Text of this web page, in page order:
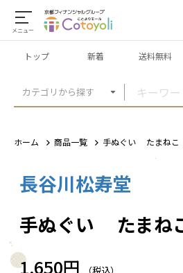
メニュー
カテゴリから探す
トップ 新着 送料無料
ホーム 商品一覧 手ぬぐい たまねこ
長谷川松寿堂
手ぬぐい たまね
1,650円 （税込）